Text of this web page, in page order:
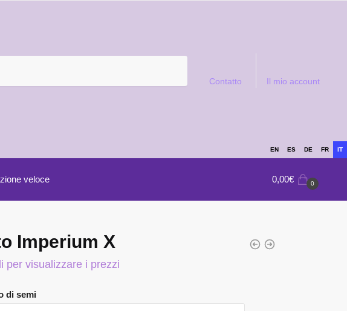
Contatto Il mio account
EN ES DE FR IT
veloce 0,00€ 0
Imperium X
per visualizzare i prezzi
di semi